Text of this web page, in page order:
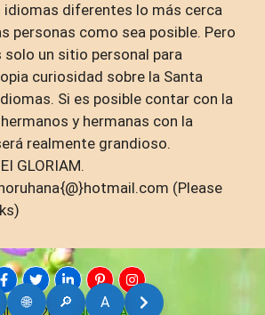
🌐 🔎 A
idiomas diferentes lo más cerca
personas como sea posible. Pero
solo un sitio personal para
curiosidad sobre la Santa
Si es posible contar con la
y hermanas con la
realmente grandioso.
GLORIAM.
(Please